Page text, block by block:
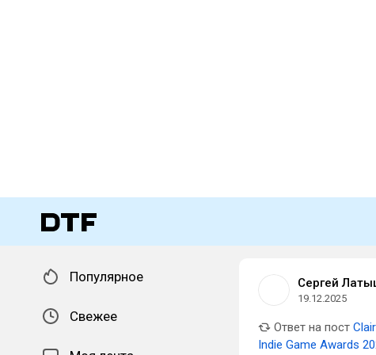
Популярное
Свежее
Сергей
19.12.2025
Ответ на пост
Indie Game Awards